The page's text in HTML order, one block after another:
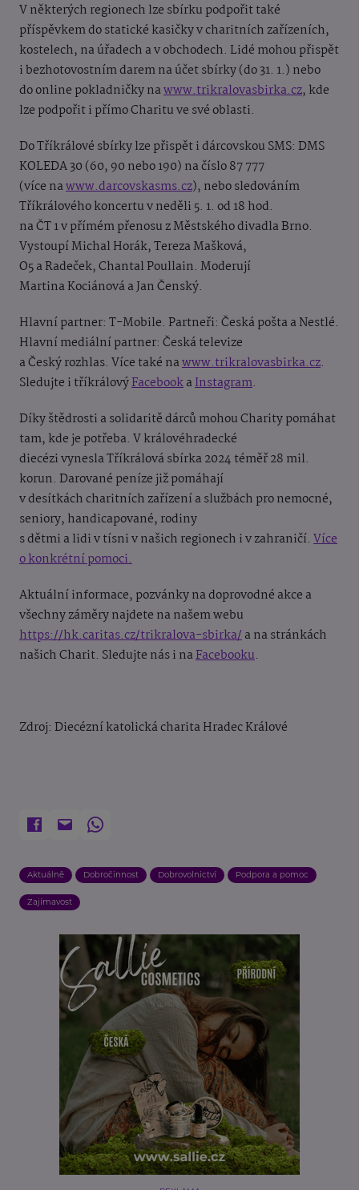
V některých regionech lze sbírku podpořit také
příspěvkem do statické kasičky v charitních zařízeních,
kostelech, na úřadech a v obchodech. Lidé mohou přispět
i bezhotovostním darem na účet sbírky (do 31. 1.) nebo
do online pokladničky nawww.trikralovasbirka.cz, kde
lze podpořit i přímo Charitu ve své oblasti.
Do Tříkrálové sbírky lze přispět i dárcovskou SMS: DMS
KOLEDA 30 (60, 90 nebo 190) na číslo 87 777
(více nawww.darcovskasms.cz), nebo sledováním
Tříkrálového koncertu v neděli 5. 1. od 18 hod.
na ČT 1 v přímém přenosu z Městského divadla Brno.
Vystoupí Michal Horák, Tereza Mašková,
O5 a Radeček, Chantal Poullain. Moderují
Martina Kociánová a Jan Čenský.
Hlavní partner: T-Mobile. Partneři: Česká pošta a Nestlé.
Hlavní mediální partner: Česká televize
a Český rozhlas. Více také nawww.trikralovasbirka.cz.
Sledujte i tříkrálovýFacebookaInstagram.
Díky štědrosti a solidaritě dárců mohou Charity pomáhat
tam, kde je potřeba. V královéhradecké
diecézi vynesla Tříkrálová sbírka 2024 téměř 28 mil.
korun. Darované peníze již pomáhají
v desítkách charitních zařízení a službách pro nemocné,
seniory, handicapované, rodiny
s dětmi a lidi v tísni v našich regionech i v zahraničí. Více
o konkrétní pomoci.
Aktuální informace, pozvánky na doprovodné akce a
všechny záměry najdete na našem webu
https://hk.caritas.cz/trikralova-sbirka/a na stránkách
našich Charit. Sledujte nás i naFacebooku.
Zdroj: Diecézní katolická charita Hradec Králové
Aktuálně Dobročinnost Dobrovolnictví Podpora a pomoc
Zajímavost